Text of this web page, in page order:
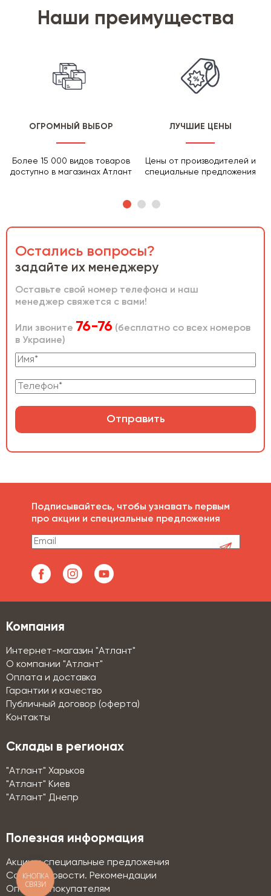
Наши преимущества
ОГРОМНЫЙ ВЫБОР
Более 15 000 видов товаров
доступно в магазинах Атлант
ЛУЧШИЕ ЦЕНЫ
Цены от производителей и
специальные предложения
Остались вопросы?
задайте их менеджеру
Оставьте свой номер телефона и наш
менеджер свяжется с вами!
Или звоните 76-76 (бесплатно со всех номеров
в Украине)
Отправить
Подписывайтесь, чтобы узнавать первым
про акции и специальные предложения
Компания
Интернет-магазин "Атлант"
О компании "Атлант"
Оплата и доставка
Гарантии и качество
Публичный договор (оферта)
Контакты
Склады в регионах
"Атлант" Харьков
"Атлант" Киев
"Атлант" Днепр
Полезная информация
Акции и специальные предложения
Советы. Новости. Рекомендации
Оптовым покупателям
КНОПКА
СВЯЗИ